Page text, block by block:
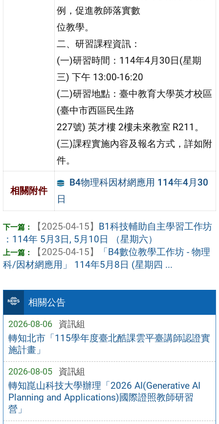
相關公告
2026-08-06 資訊組
轉知北市「115學年度臺北酷課雲平臺講師認證實
施計畫」
2026-08-05 資訊組
轉知崑山科技大學辦理「2026 AI(Generative AI
Planning and Applications)國際證照教師研習
營」
例，促進教師落實數
位教學。
二、研習課程資訊：
(一)研習時間：114年4月30日(星期
三) 下午 13:00-16:20
(二)研習地點：臺中教育大學英才校區
(臺中市西區民生路
227號) 英才樓 2樓未來教室 R211。
(三)課程實施內容及報名方式，詳如附
件。
相關附件
B4物理科因材網應用 114年4月30
日
【2025-04-15】 B1科技輔助自主學習工作坊
：114年 5月3日, 5月10日 （星期六）
【2025-04-15】
「B4數位教學工作坊 - 物理
科/因材網應用」 114年5月8日 (星期四 ...